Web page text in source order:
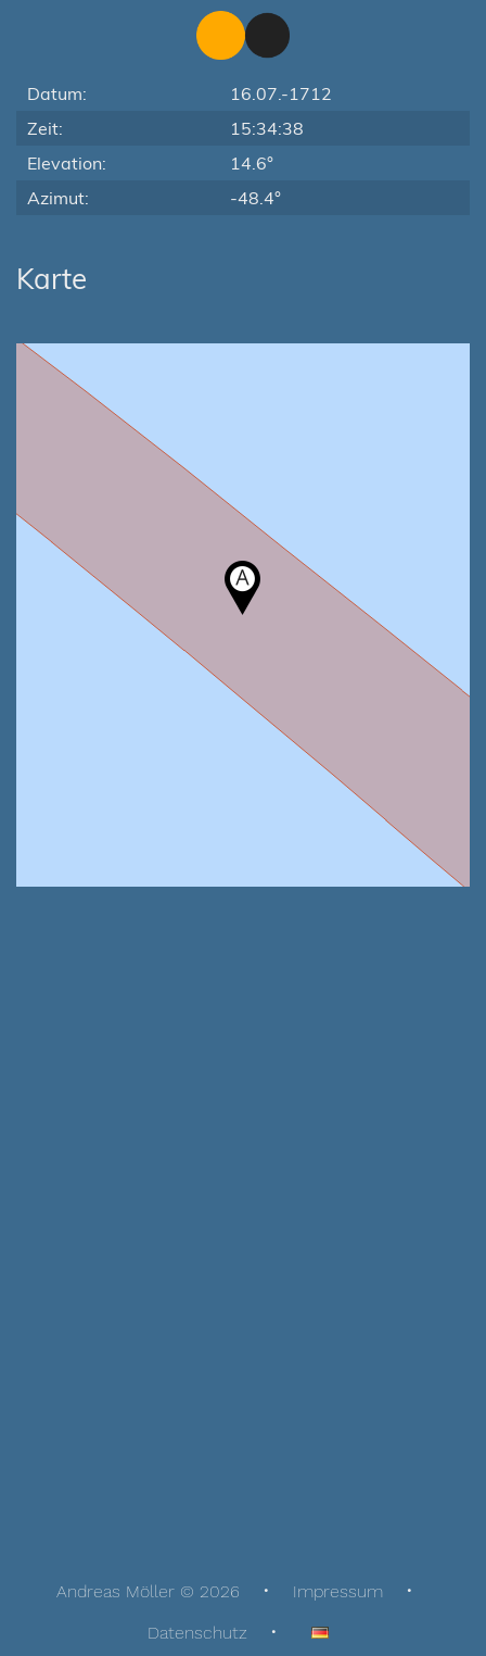
Datum:
16.07.-1712
Zeit:
15:34:38
Elevation:
14.6°
Azimut:
-48.4°
Karte
Andreas Möller © 2026
Impressum
Datenschutz